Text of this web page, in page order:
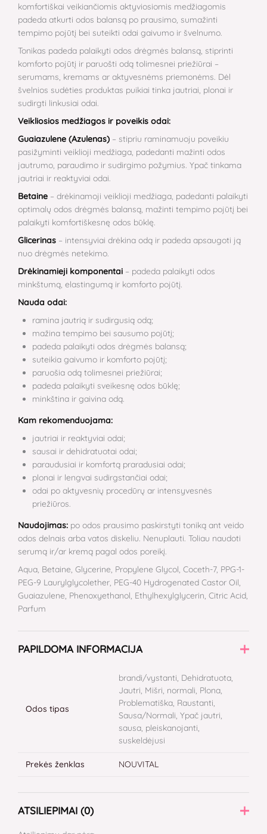
komfortiškai veikiančiomis aktyviosiomis medžiagomis
padeda atkurti odos balansą po prausimo, sumažinti
tempimo pojūtį bei suteikti odai gaivumo ir švelnumo.
Tonikas padeda palaikyti odos drėgmės balansą, stiprinti
komforto pojūtį ir paruošti odą tolimesnei priežiūrai –
serumams, kremams ar aktyvesnėms priemonėms. Dėl
švelnios sudėties produktas puikiai tinka jautriai, plonai ir
sudirgti linkusiai odai.
Veikliosios medžiagos ir poveikis odai:
Guaiazulene (Azulenas) – stipriu raminamuoju poveikiu
pasižyminti veiklioji medžiaga, padedanti mažinti odos
jautrumo, paraudimo ir sudirgimo požymius. Ypač tinkama
jautriai ir reaktyviai odai.
Betaine – drėkinamoji veiklioji medžiaga, padedanti palaikyti
optimalų odos drėgmės balansą, mažinti tempimo pojūtį bei
palaikyti komfortiškesnę odos būklę.
Glicerinas – intensyviai drėkina odą ir padeda apsaugoti ją
nuo drėgmės netekimo.
Drėkinamieji komponentai – padeda palaikyti odos
minkštumą, elastingumą ir komforto pojūtį.
Nauda odai:
ramina jautrią ir sudirgusią odą;
mažina tempimo bei sausumo pojūtį;
padeda palaikyti odos drėgmės balansą;
suteikia gaivumo ir komforto pojūtį;
paruošia odą tolimesnei priežiūrai;
padeda palaikyti sveikesnę odos būklę;
minkština ir gaivina odą.
Kam rekomenduojama:
jautriai ir reaktyviai odai;
sausai ir dehidratuotai odai;
paraudusiai ir komfortą praradusiai odai;
plonai ir lengvai sudirgstančiai odai;
odai po aktyvesnių procedūrų ar intensyvesnės
priežiūros.
Naudojimas: po odos prausimo paskirstyti toniką ant veido
odos delnais arba vatos diskeliu. Nenuplauti. Toliau naudoti
serumą ir/ar kremą pagal odos poreikį.
Aqua, Betaine, Glycerine, Propylene Glycol, Coceth-7, PPG-1-
PEG-9 Laurylglycolether, PEG-40 Hydrogenated Castor Oil,
Guaiazulene, Phenoxyethanol, Ethylhexylglycerin, Citric Acid,
Parfum
PAPILDOMA INFORMACIJA
Odos tipas
brandi/vystanti, Dehidratuota,
Jautri, Mišri, normali, Plona,
Problematiška, Raustanti,
Sausa/Normali, Ypač jautri,
sausa, pleiskanojanti,
suskeldėjusi
Prekės ženklas NOUVITAL
ATSILIEPIMAI (0)